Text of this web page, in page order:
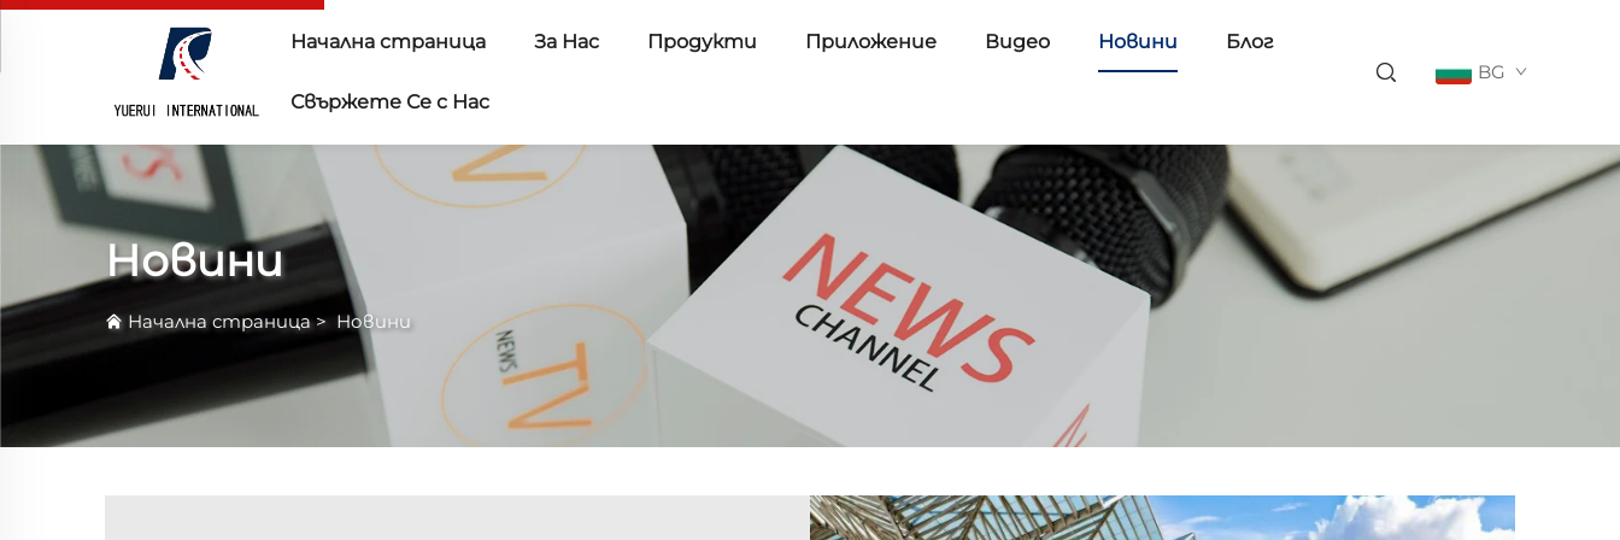
Начална страница За Нас Продукти Приложение Видео Новини Блог
Свържете Се с Нас
BG
Новини
Начална страница> Новини